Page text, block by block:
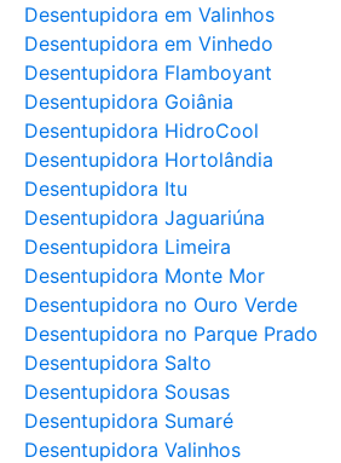
Desentupidora em Valinhos
Desentupidora em Vinhedo
Desentupidora Flamboyant
Desentupidora Goiânia
Desentupidora HidroCool
Desentupidora Hortolândia
Desentupidora Itu
Desentupidora Jaguariúna
Desentupidora Limeira
Desentupidora Monte Mor
Desentupidora no Ouro Verde
Desentupidora no Parque Prado
Desentupidora Salto
Desentupidora Sousas
Desentupidora Sumaré
Desentupidora Valinhos